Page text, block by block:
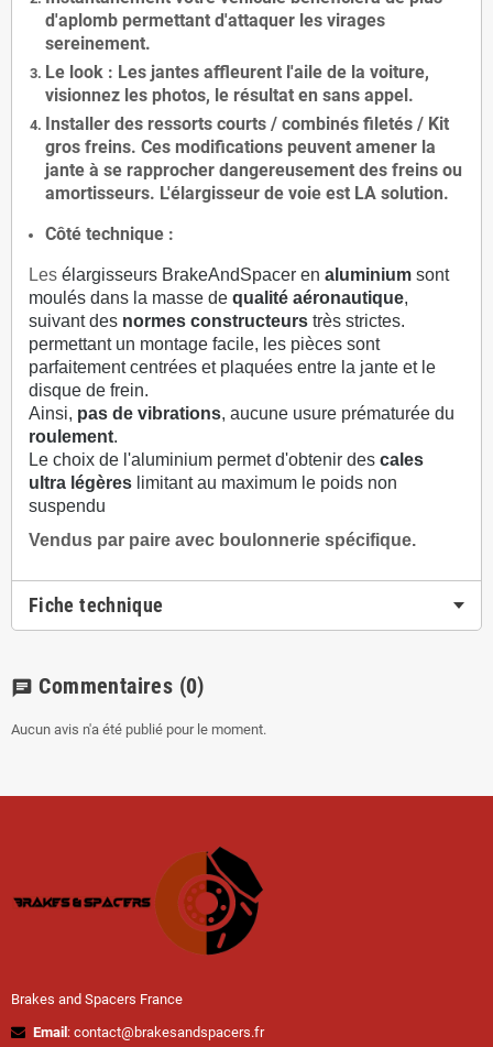
d'aplomb permettant d'attaquer les virages
sereinement.
Le look : Les jantes affleurent l'aile de la voiture,
visionnez les photos, le résultat en sans appel.
Installer des ressorts courts / combinés filetés / Kit
gros freins. Ces modifications peuvent amener la
jante à se rapprocher dangereusement des freins ou
amortisseurs. L'élargisseur de voie est LA solution.
Côté technique :
Les élargisseurs BrakeAndSpacer en aluminium sont
moulés dans la masse de qualité aéronautique,
suivant des normes constructeurs très strictes.
permettant un montage facile, les pièces sont
parfaitement centrées et plaquées entre la jante et le
disque de frein.
Ainsi, pas de vibrations, aucune usure prématurée du
roulement.
Le choix de l'aluminium permet d'obtenir des cales
ultra légères limitant au maximum le poids non
suspendu
Vendus par paire avec boulonnerie spécifique.
Fiche technique
chat Commentaires (0)
Aucun avis n'a été publié pour le moment.
Brakes and Spacers France
Email : contact@brakesandspacers.fr